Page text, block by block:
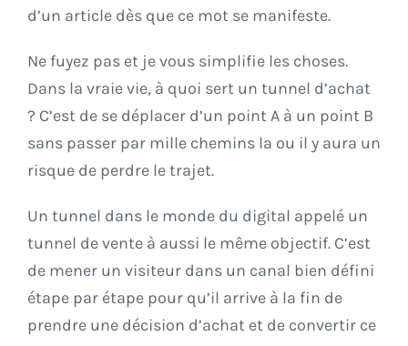
d’un article dès que ce mot se manifeste.
Ne fuyez pas et je vous simplifie les choses.
Dans la vraie vie, à quoi sert un tunnel d’achat
? C’est de se déplacer d’un point A à un point B
sans passer par mille chemins la ou il y aura un
risque de perdre le trajet.
Un tunnel dans le monde du digital appelé un
tunnel de vente à aussi le même objectif. C’est
de mener un visiteur dans un canal bien défini
étape par étape pour qu’il arrive à la fin de
prendre une décision d’achat et de convertir ce